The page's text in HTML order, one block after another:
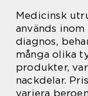
Medicinsk
används
diagnos,
många olika
produkter,
nackdelar.
variera